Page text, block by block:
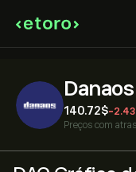
140.72‎$‎-2.43
Preços com